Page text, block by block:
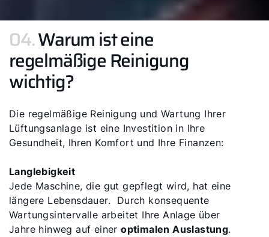
04.Warum ist eine
regelmäßige Reinigung
wichtig?
Die regelmäßige Reinigung und Wartung Ihrer
Lüftungsanlage ist eine Investition in Ihre
Gesundheit, Ihren Komfort und Ihre Finanzen:
Langlebigkeit
Jede Maschine, die gut gepflegt wird, hat eine
längere Lebensdauer. Durch konsequente
Wartungsintervalle arbeitet Ihre Anlage über
Jahre hinweg auf eineroptimalen Auslastung.